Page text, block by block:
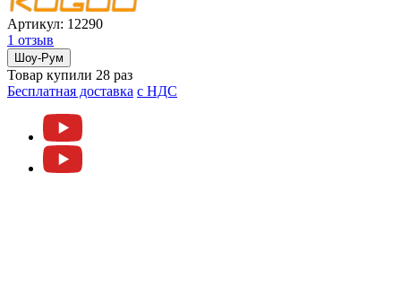
Артикул: 12290
1 отзыв
Шоу-Рум
Товар купили 28 раз
Бесплатная доставка c НДС